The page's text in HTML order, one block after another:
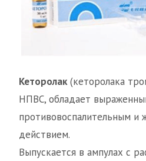
Кеторолак(кеторолака
НПВС, обладает
противовоспалительным
действием.
Выпускается в ампулах с